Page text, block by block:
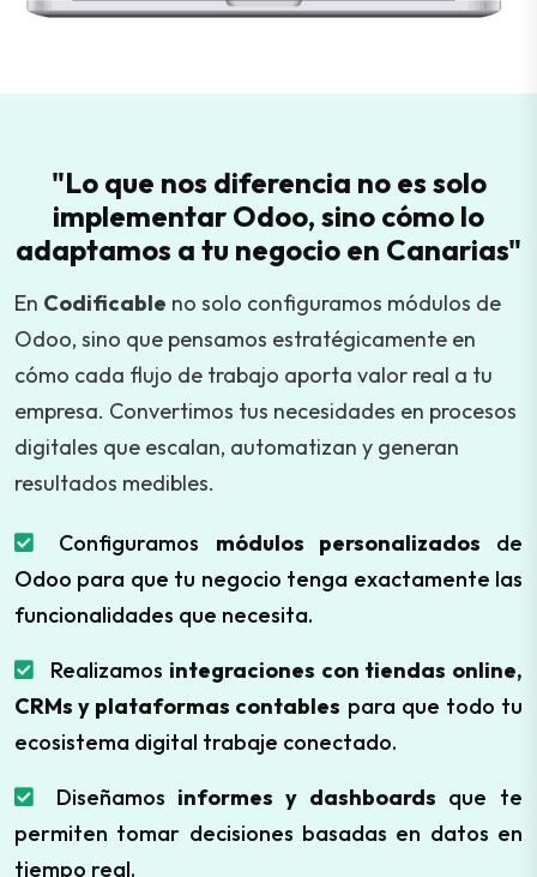
"Lo que nos diferencia no es solo
implementar Odoo, sino cómo lo
adaptamos a tu negocio en Canarias"
En Codificable no solo configuramos módulos de
Odoo, sino que pensamos estratégicamente en
cómo cada flujo de trabajo aporta valor real a tu
empresa. Convertimos tus necesidades en procesos
digitales que escalan, automatizan y generan
resultados medibles.
Configuramos módulos personalizados de
Odoo para que tu negocio tenga exactamente las
funcionalidades que necesita.
Realizamos integraciones con tiendas online,
CRMs y plataformas contables para que todo tu
ecosistema digital trabaje conectado.
Diseñamos informes y dashboards que te
permiten tomar decisiones basadas en datos en
tiempo real.